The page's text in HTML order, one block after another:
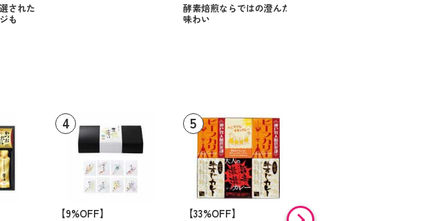
された
も
酵素焙煎ならではの澄んだ
味わい
【9%OFF】
【33%OFF】
【9%OFF】